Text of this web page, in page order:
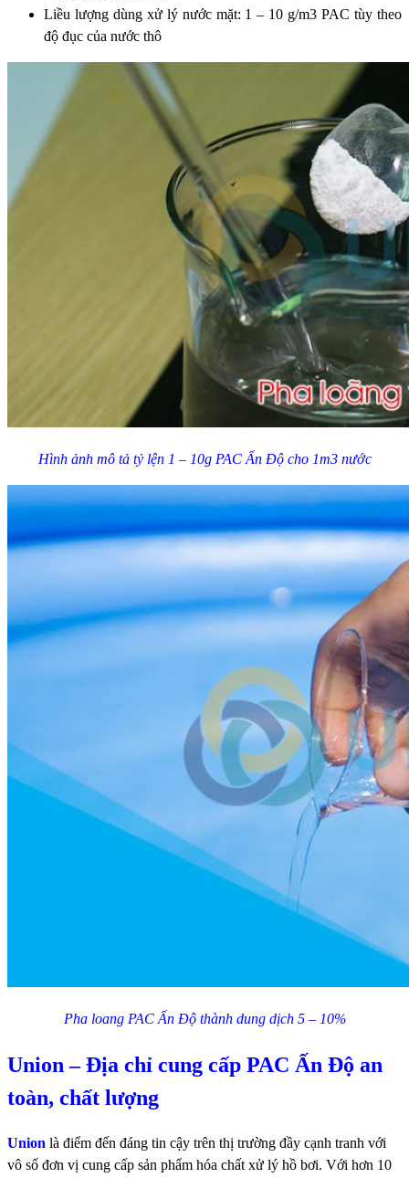
Liều lượng dùng xử lý nước mặt: 1 – 10 g/m3 PAC tùy theo
độ đục của nước thô
Hình ảnh mô tả tỷ lện 1 – 10g PAC Ấn Độ cho 1m3 nước
Pha loang PAC Ấn Độ thành dung dịch 5 – 10%
Union – Địa chỉ cung cấp PAC Ấn Độ an
toàn, chất lượng
Union là điểm đến đáng tin cậy trên thị trường đầy cạnh tranh với
vô số đơn vị cung cấp sản phẩm hóa chất xử lý hồ bơi. Với hơn 10